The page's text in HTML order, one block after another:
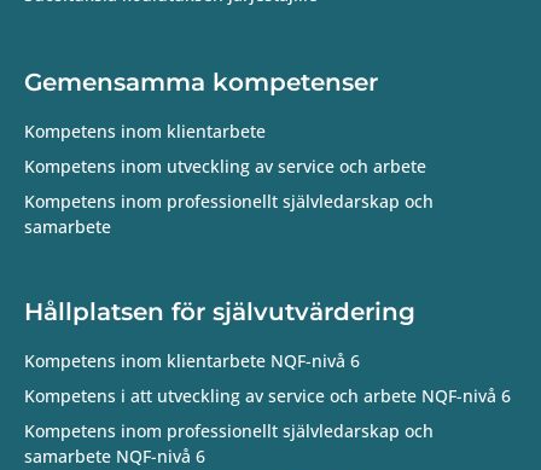
Gemensamma kompetenser
Kompetens inom klientarbete
Kompetens inom utveckling av service och arbete
Kompetens inom professionellt självledarskap och
samarbete
Hållplatsen för självutvärdering
Kompetens inom klientarbete NQF-nivå 6
Kompetens i att utveckling av service och arbete NQF-nivå 6
Kompetens inom professionellt självledarskap och
samarbete NQF-nivå 6